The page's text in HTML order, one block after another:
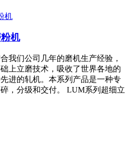
机
我们公司几年的磨机生产经验，
上立磨技术，吸收了世界各地的
进的轧机。本系列产品是一种专
，分级和交付。 LUM系列超细立